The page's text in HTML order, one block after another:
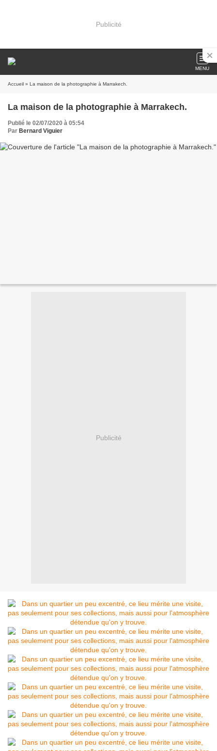
Publicité
MENU
Accueil » La maison de la photographie à Marrakech.
La maison de la photographie à Marrakech.
Publié le 02/07/2020 à 05:54
Par Bernard Viguier
Publicité